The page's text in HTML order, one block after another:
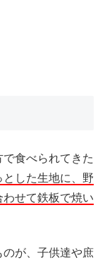
で食べられてきた
した生地に、野
せて鉄板で焼い
のが、子供達や庶